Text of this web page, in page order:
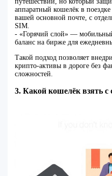
аппаратный кошелёк в
вашей основной почте, с
SIM.
- «Горячий слой» —
баланс на бирже для
Такой подход позволяет
крипто-активы в дороге без
сложностей.
3. Какой кошелёк взять с